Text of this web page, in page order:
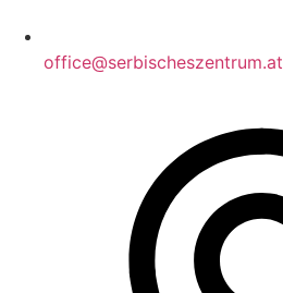
office@serbischeszentrum.at